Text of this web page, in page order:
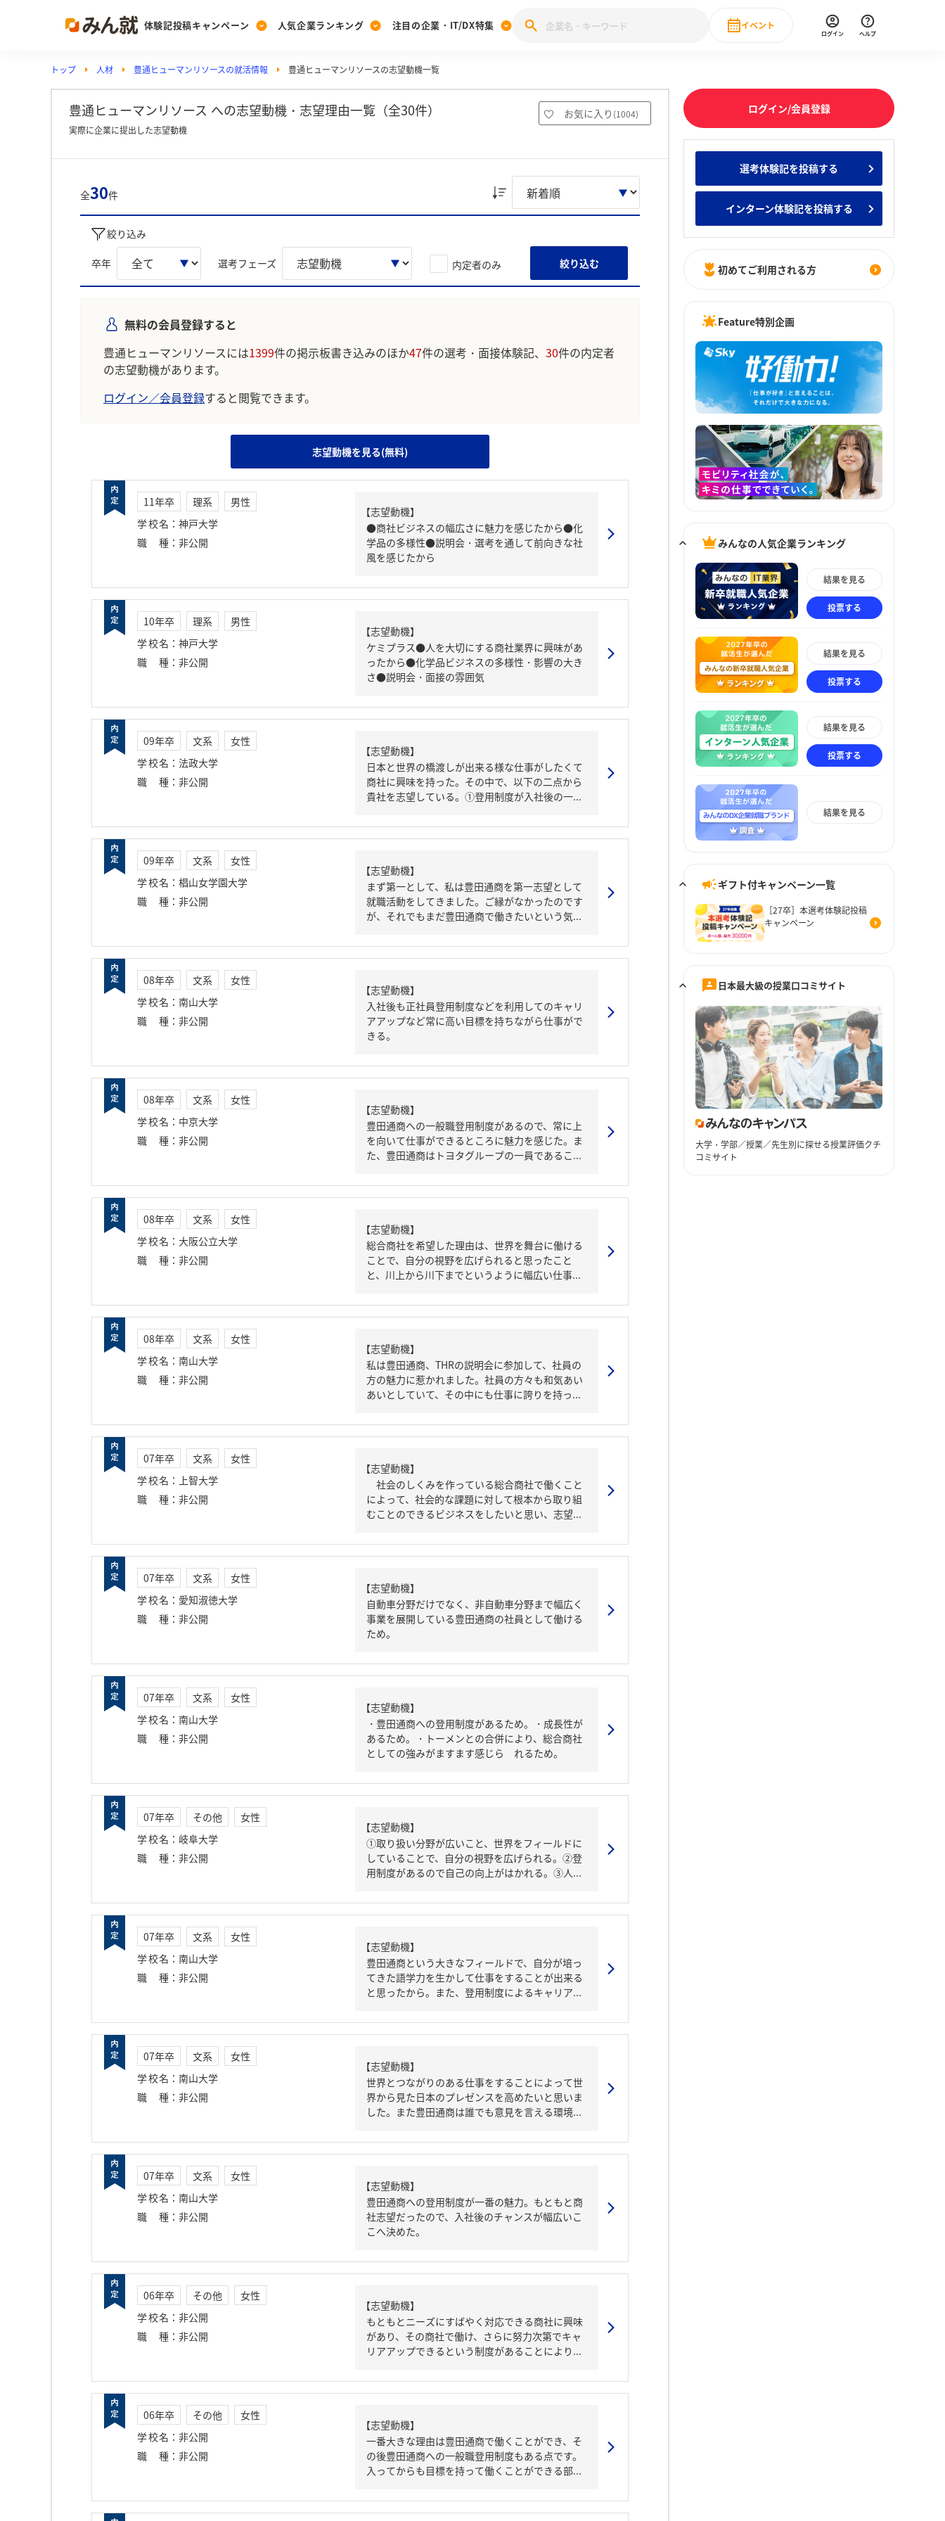
体験記投稿キャンペーン
Post
投稿する
[27卒] 本選考体験記投稿キャンペーン
人気企業ランキング
Ranking
ランキングを見る
みんなのDX企業就職ブランド調査
Vote みんなの新卒就職人気企業ランキング みんなのインターン人気企業ランキ
注目の企業・IT/DX特集
PickUp
注目の企業特集
28卒 IT・DX現場社員インタビュー
イベント
直近のイベント一覧
ログイン ヘルプ
トップ 人材 豊通ヒューマンリソースの就活情報 豊通ヒューマンリソースの志望動機一覧
豊通ヒューマンリソース への志望動機・志望理由一覧（全30件） お気に入り (1004)
実際に企業に提出した志望動機
全30件
絞り込み
卒年 選考フェーズ 内定者のみ 絞り込む
無料の会員登録すると
豊通ヒューマンリソースには1399件の掲示板書き込みのほか47件の選考・面接体験記、 30件の内定者
の志望動機があります。
ログイン／会員登録すると閲覧できます。
志望動機を見る(無料)
11年卒 理系
男性
学校名 ： 神戸大学
職種 ： 非公開
【志望動機】
●商社ビジネスの幅広さに魅力を感じたから●化
学品の多様性●説明会・選考を通して前向きな社
風を感じたから
10年卒 理系
男性
学校名 ： 神戸大学
職種 ： 非公開
【志望動機】
ケミプラス●人を大切にする商社業界に興味があ
ったから●化学品ビジネスの多様性・影響の大き
さ●説明会・面接の雰囲気
09年卒 文系
女性
学校名 ： 法政大学
職種 ： 非公開
【志望動機】
日本と世界の橋渡しが出来る様な仕事がしたくて
商社に興味を持った。その中で、以下の二点から
貴社を志望している。①登用制度が入社後の一...
09年卒 文系
女性
学校名 ： 椙山女学園大学
職種 ： 非公開
【志望動機】
まず第一として、私は豊田通商を第一志望として
就職活動をしてきました。ご縁がなかったのです
が、それでもまだ豊田通商で働きたいという気...
08年卒 文系
女性
学校名 ： 南山大学
職種 ： 非公開
【志望動機】
入社後も正社員登用制度などを利用してのキャリ
アアップなど常に高い目標を持ちながら仕事がで
きる。
08年卒 文系
女性
学校名 ： 中京大学
職種 ： 非公開
【志望動機】
豊田通商への一般職登用制度があるので、常に上
を向いて仕事ができるところに魅力を感じた。ま
た、豊田通商はトヨタグループの一員であるこ...
08年卒 文系
女性
学校名 ： 大阪公立大学
職種 ： 非公開
【志望動機】
総合商社を希望した理由は、世界を舞台に働ける
ことで、自分の視野を広げられると思ったこと
と、川上から川下までというように幅広い仕事...
08年卒 文系
女性
学校名 ： 南山大学
職種 ： 非公開
【志望動機】
私は豊田通商、THRの説明会に参加して、社員の
方の魅力に惹かれました。社員の方々も和気あい
あいとしていて、その中にも仕事に誇りを持っ...
07年卒 文系
女性
学校名 ： 上智大学
職種 ： 非公開
【志望動機】
社会のしくみを作っている総合商社で働くこと
によって、社会的な課題に対して根本から取り組
むことのできるビジネスをしたいと思い、志望...
07年卒 文系
女性
学校名 ： 愛知淑徳大学
職種 ： 非公開
【志望動機】
自動車分野だけでなく、非自動車分野まで幅広く
事業を展開している豊田通商の社員として働ける
ため。
07年卒 文系
女性
学校名 ： 南山大学
職種 ： 非公開
【志望動機】
・豊田通商への登用制度があるため。・成長性が
あるため。・トーメンとの合併により、総合商社
としての強みがますます感じら れるため。
07年卒 その他
女性
学校名 ： 岐阜大学
職種 ： 非公開
【志望動機】
①取り扱い分野が広いこと、世界をフィールドに
していることで、自分の視野を広げられる。②登
用制度があるので自己の向上がはかれる。③人...
07年卒 文系
女性
学校名 ： 南山大学
職種 ： 非公開
【志望動機】
豊田通商という大きなフィールドで、自分が培っ
てきた語学力を生かして仕事をすることが出来る
と思ったから。また、登用制度によるキャリア...
07年卒 文系
女性
学校名 ： 南山大学
職種 ： 非公開
【志望動機】
世界とつながりのある仕事をすることによって世
界から見た日本のプレゼンスを高めたいと思いま
した。また豊田通商は誰でも意見を言える環境...
07年卒 文系
女性
学校名 ： 南山大学
職種 ： 非公開
【志望動機】
豊田通商への登用制度が一番の魅力。もともと商
社志望だったので、入社後のチャンスが幅広いこ
こへ決めた。
06年卒 その他
女性
学校名 ： 非公開
職種 ： 非公開
【志望動機】
もともとニーズにすばやく対応できる商社に興味
があり、その商社で働け、さらに努力次第でキャ
リアアップできるという制度があることにより...
06年卒 その他
女性
学校名 ： 非公開
職種 ： 非公開
【志望動機】
一番大きな理由は豊田通商で働くことができ、そ
の後豊田通商への一般職登用制度もある点です。
入ってからも目標を持って働くことができる部...
ログイン/会員登録
選考体験記を投稿する
インターン体験記を投稿する
初めてご利用される方
Feature特別企画
みんなの人気企業ランキング
結果を見る
投票する
結果を見る
投票する
結果を見る
投票する
結果を見る
ギフト付キャンペーン一覧
［27卒］本選考体験記投稿
キャンペーン
日本最大級の授業口コミサイト
大学・学部／授業／先生別に探せる授業評価クチ
コミサイト